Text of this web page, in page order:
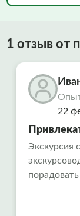
1 отзыв от
22
Экскурсия